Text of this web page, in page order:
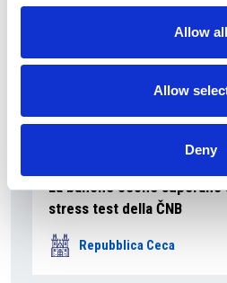
Allow all
Allow
Deny
La banche ceche
stress test della ČNB
Repubblica Ceca